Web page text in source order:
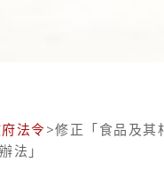
法令>修正「食品及其
法」